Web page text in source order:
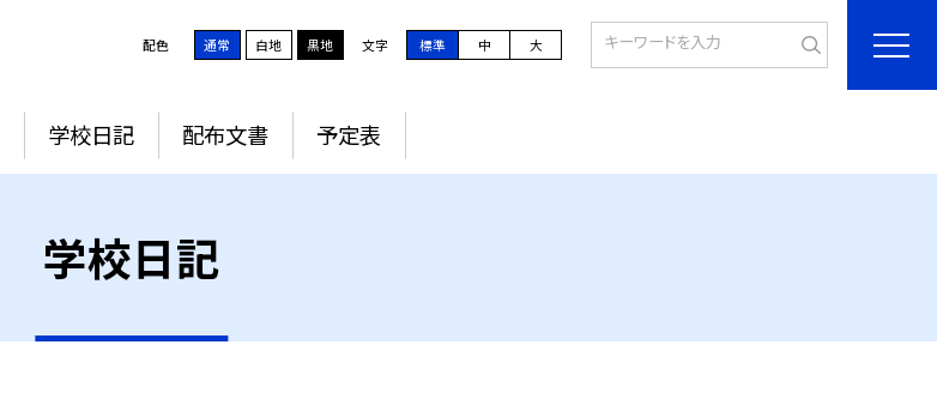
配色 通常 白地 黒地 文字 標準 中 大
学校日記 配布文書 予定表
学校日記